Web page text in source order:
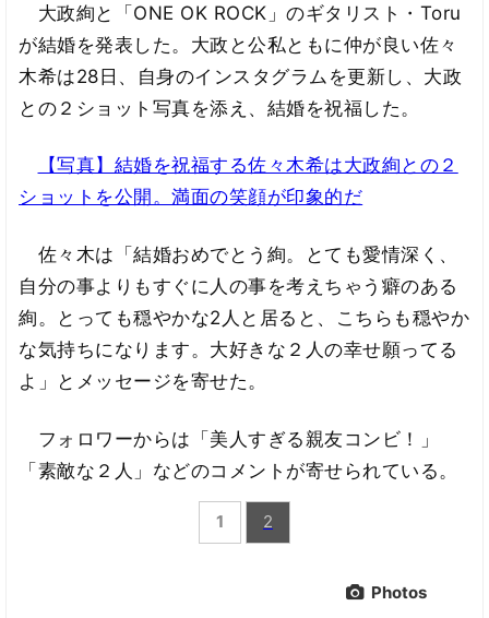
大政絢と「ONE OK ROCK」のギタリスト・Toru
が結婚を発表した。大政と公私ともに仲が良い佐々
木希は28日、自身のインスタグラムを更新し、大政
との２ショット写真を添え、結婚を祝福した。
【写真】結婚を祝福する佐々木希は大政絢との２
ショットを公開。満面の笑顔が印象的だ
佐々木は「結婚おめでとう絢。とても愛情深く、
自分の事よりもすぐに人の事を考えちゃう癖のある
絢。とっても穏やかな2人と居ると、こちらも穏やか
な気持ちになります。大好きな２人の幸せ願ってる
よ」とメッセージを寄せた。
フォロワーからは「美人すぎる親友コンビ！」
「素敵な２人」などのコメントが寄せられている。
1 2
Photos